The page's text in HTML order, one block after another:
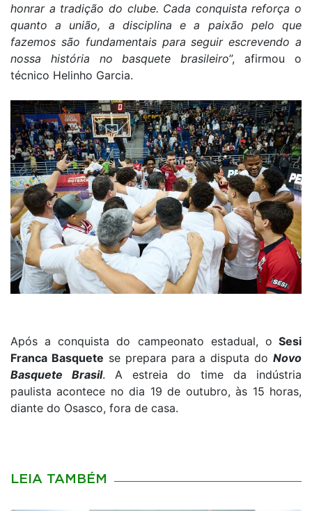
honrar a tradição do clube. Cada conquista reforça o
quanto a união, a disciplina e a paixão pelo que
fazemos são fundamentais para seguir escrevendo a
nossa história no basquete brasileiro”, afirmou o
técnico Helinho Garcia.
Após a conquista do campeonato estadual, o Sesi
Franca Basquete se prepara para a disputa do Novo
Basquete Brasil. A estreia do time da indústria
paulista acontece no dia 19 de outubro, às 15 horas,
diante do Osasco, fora de casa.
LEIA TAMBÉM